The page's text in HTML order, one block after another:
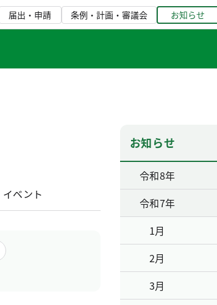
届出・申請 条例・計画・審議会 お知らせ
イベント
お知らせ
令和8年
令和7年
1月
2月
3月